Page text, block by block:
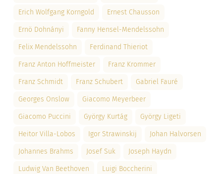
Erich Wolfgang Korngold Ernest Chausson
Ernö Dohnányi Fanny Hensel-Mendelssohn
Felix Mendelssohn Ferdinand Thieriot
Franz Anton Hoffmeister Franz Krommer
Franz Schmidt Franz Schubert Gabriel Fauré
Georges Onslow Giacomo Meyerbeer
Giacomo Puccini György Kurtág György Ligeti
Heitor Villa-Lobos Igor Strawinskij Johan Halvorsen
Johannes Brahms Josef Suk Joseph Haydn
Ludwig Van Beethoven Luigi Boccherini